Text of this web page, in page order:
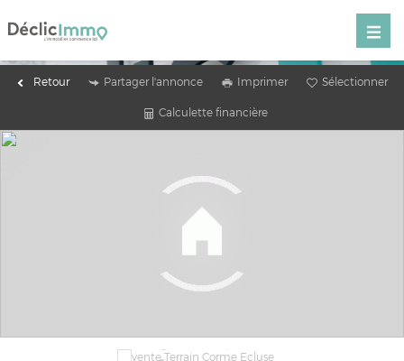
Retour Partager l'annonce Imprimer Sélectionner
Calculette financière